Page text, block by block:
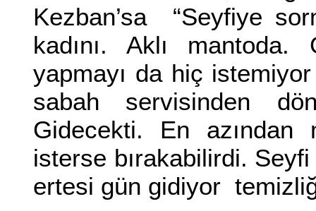
Kezban’sa “Seyfiye
kadını. Aklı
yapmayı da hiç
sabah servisinden
Gidecekti. En azından
isterse bırakabilirdi. Seyfi
ertesi gün gidiyor